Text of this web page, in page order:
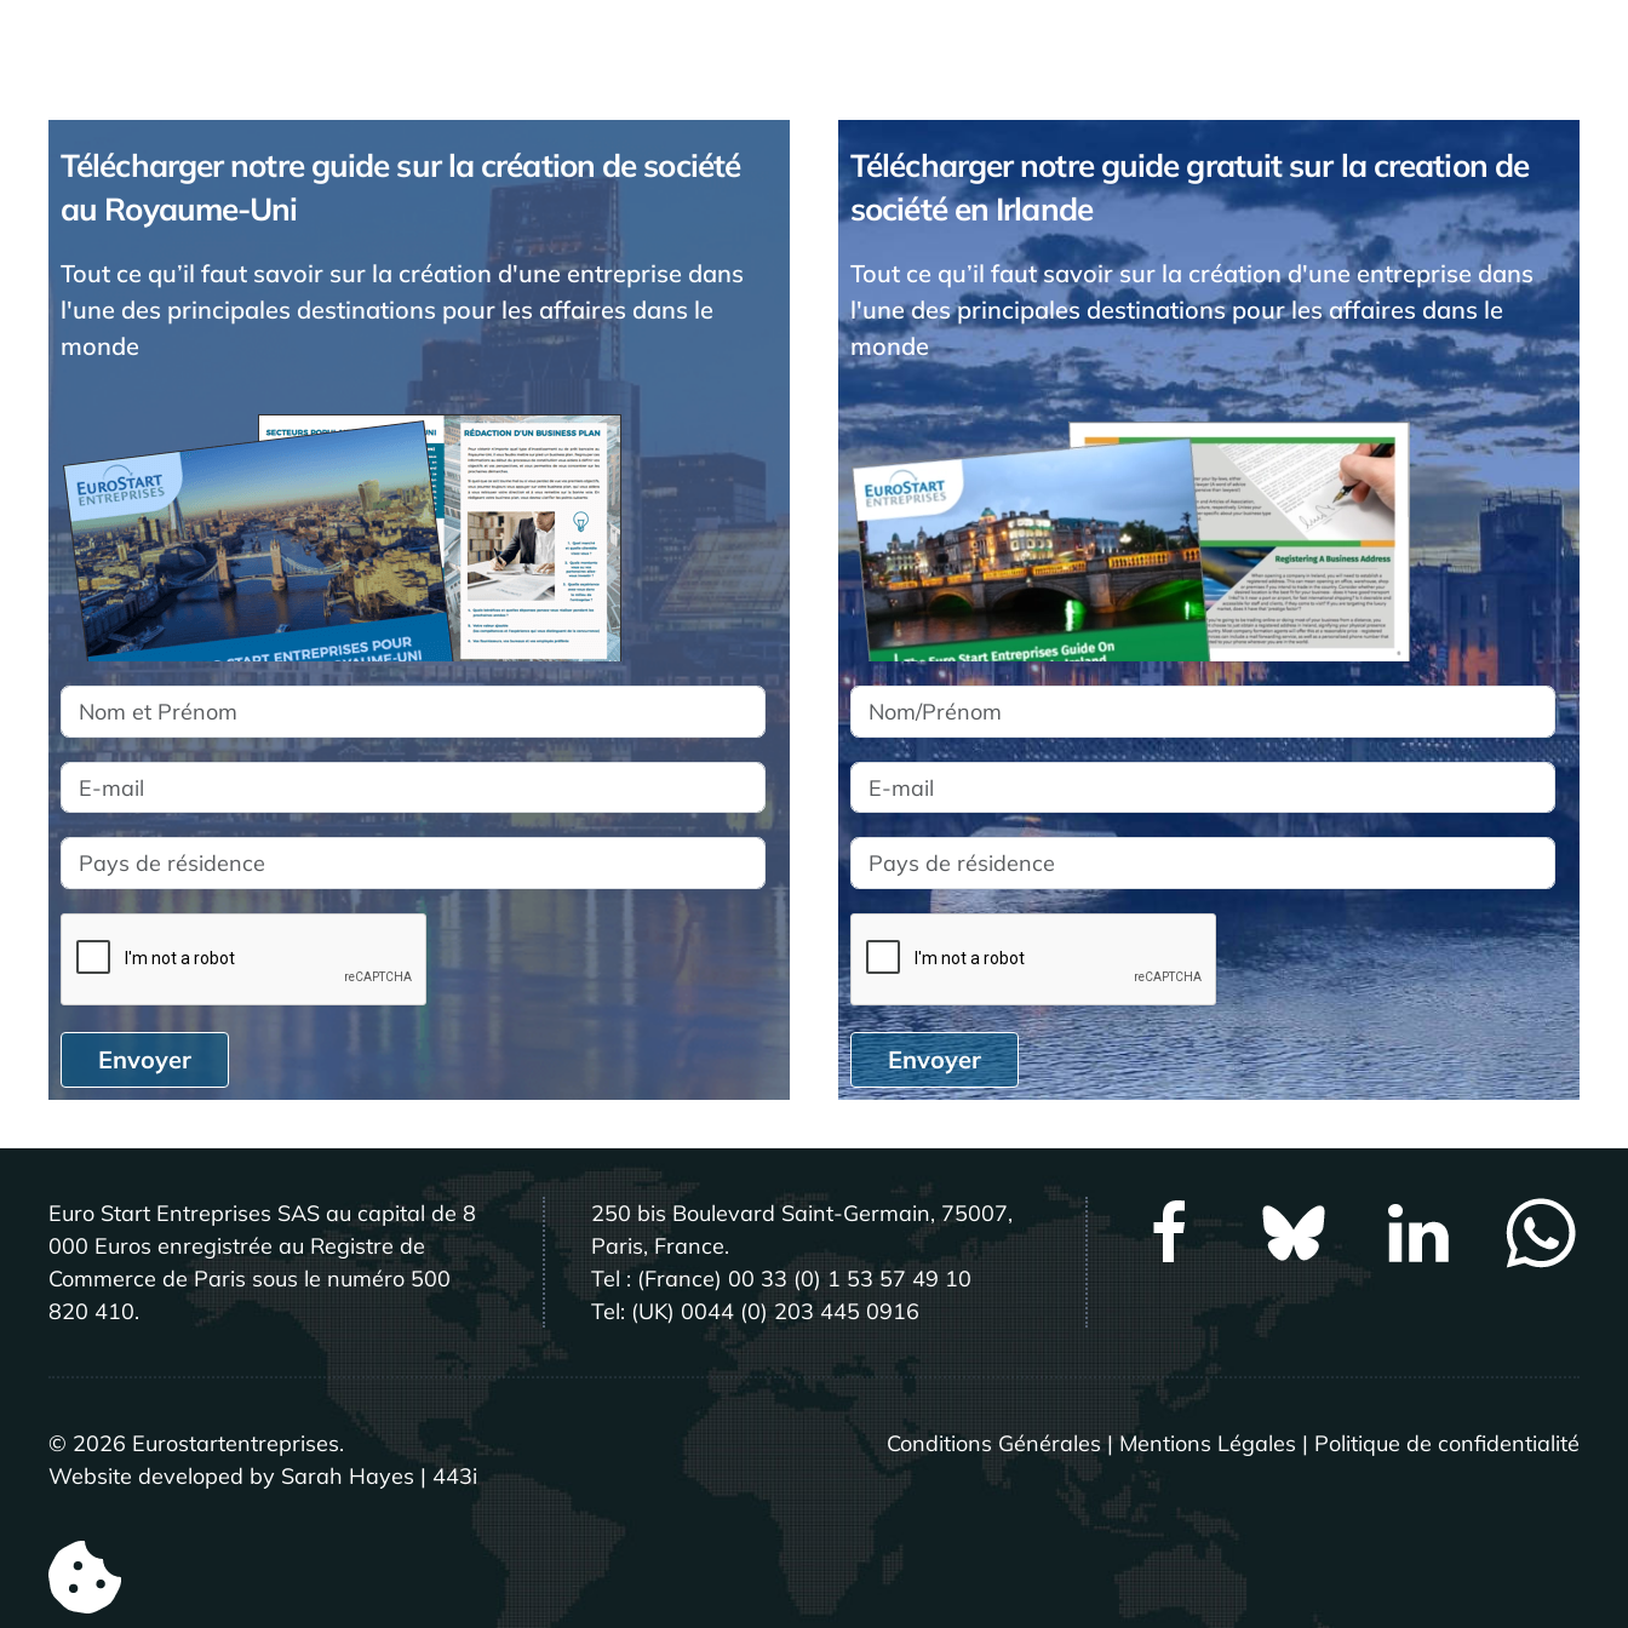
Télécharger notre guide sur la création de société
au Royaume-Uni
Tout ce qu’il faut savoir sur la création d'une entreprise dans
l'une des principales destinations pour les affaires dans le
monde
Envoyer
Télécharger notre guide gratuit sur la creation de
société en Irlande
Tout ce qu’il faut savoir sur la création d'une entreprise dans
l'une des principales destinations pour les affaires dans le
monde
Envoyer
Euro Start Entreprises SAS au capital de 8
000 Euros enregistrée au Registre de
Commerce de Paris sous le numéro 500
820 410.
250 bis Boulevard Saint-Germain, 75007,
Paris, France.
Tel : (France) 00 33 (0) 1 53 57 49 10
Tel: (UK) 0044 (0) 203 445 0916
© 2026 Eurostartentreprises.
Website developed by Sarah Hayes | 443i
Conditions Générales|Mentions Légales | Politique de confidentialité